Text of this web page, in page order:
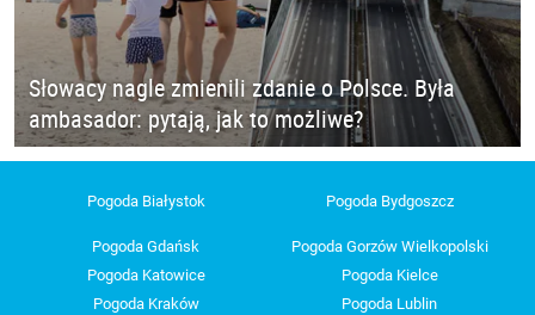
Słowacy nagle zmienili zdanie o Polsce. Była
ambasador: pytają, jak to możliwe?
Pogoda Białystok Pogoda Bydgoszcz
Pogoda Gdańsk
Pogoda Gorzów Wielkopolski
Pogoda Katowice
Pogoda Kielce
Pogoda Kraków
Pogoda Lublin